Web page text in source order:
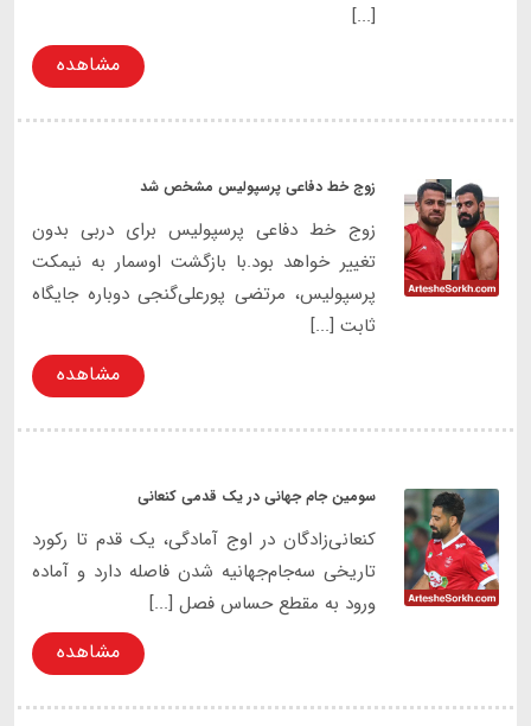
[...]
مشاهده
زوج خط دفاعی پرسپولیس مشخص شد
زوج خط دفاعی پرسپولیس برای دربی بدون
تغییر خواهد بود.با بازگشت اوسمار به نیمکت
پرسپولیس، مرتضی پورعلی‌گنجی دوباره جایگاه
ثابت [...]
مشاهده
سومین جام جهانی در یک قدمی کنعانی
کنعانی‌زادگان در اوج آمادگی، یک قدم تا رکورد
تاریخی سه‌جام‌جهانیه شدن فاصله دارد و آماده
ورود به مقطع حساس فصل [...]
مشاهده